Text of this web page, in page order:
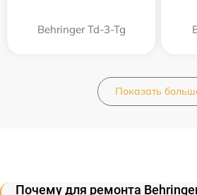
Behringer Td-3-Tg
Показать
Почему для ремонта